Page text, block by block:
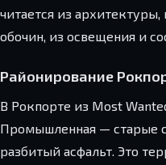
читается из
обочин, из освещения и
Районирование
В Рокпорте из Most
Промышленная — старые
разбитый асфальт. Это